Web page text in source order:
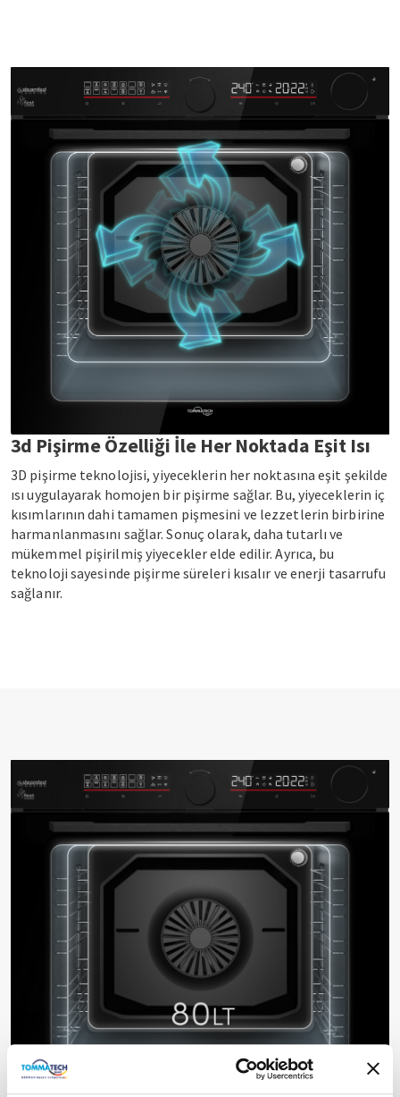
3d Pişirme Özelliği İle Her Noktada Eşit Isı
3D pişirme teknolojisi, yiyeceklerin her noktasına eşit şekilde
ısı uygulayarak homojen bir pişirme sağlar. Bu, yiyeceklerin iç
kısımlarının dahi tamamen pişmesini ve lezzetlerin birbirine
harmanlanmasını sağlar. Sonuç olarak, daha tutarlı ve
mükemmel pişirilmiş yiyecekler elde edilir. Ayrıca, bu
teknoloji sayesinde pişirme süreleri kısalır ve enerji tasarrufu
sağlanır.